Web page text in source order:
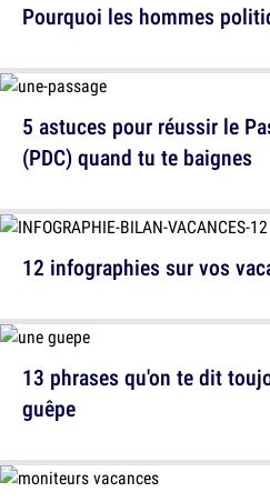
5 astuces pour réussir le
(PDC) quand tu te baignes
13 phrases qu'on te dit
guêpe
Pourquoi les hommes
12 infographies sur vos